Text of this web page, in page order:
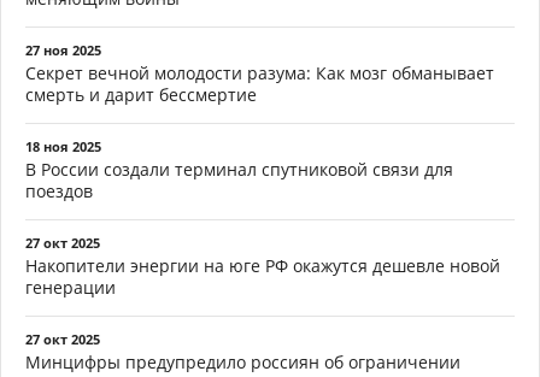
27 ноя 2025
Секрет вечной молодости разума: Как мозг обманывает
смерть и дарит бессмертие
18 ноя 2025
В России создали терминал спутниковой связи для
поездов
27 окт 2025
Накопители энергии на юге РФ окажутся дешевле новой
генерации
27 окт 2025
Минцифры предупредило россиян об ограничении